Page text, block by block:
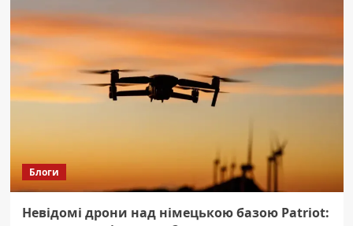
Блоги
Невідомі дрони над німецькою базою Patriot: